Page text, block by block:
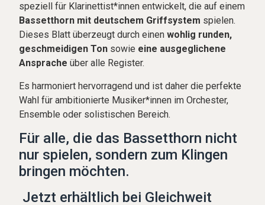
speziell für Klarinettist*innen entwickelt, die auf einem
Bassetthorn mit deutschem Griffsystem spielen.
Dieses Blatt überzeugt durch einenwohlig runden,
geschmeidigen Ton sowie eine ausgeglichene
Ansprache über alle Register.
Es harmoniert hervorragend und ist daher die perfekte
Wahl für ambitionierte Musiker*innen im Orchester,
Ensemble oder solistischen Bereich.
Für alle, die das Bassetthorn nicht
nur spielen, sondern zum Klingen
bringen möchten.
Jetzt erhältlich bei Gleichweit